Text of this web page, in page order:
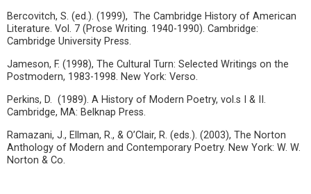
Bercovitch, S. (ed.). (1999), The Cambridge History of American
Literature. Vol. 7 (Prose Writing. 1940-1990). Cambridge:
Cambridge University Press.
Jameson, F. (1998), The Cultural Turn: Selected Writings on the
Postmodern, 1983-1998. New York: Verso.
Perkins, D. (1989). A History of Modern Poetry, vol.s I & II.
Cambridge, MA: Belknap Press.
Ramazani, J., Ellman, R., & O’Clair, R. (eds.). (2003), The Norton
Anthology of Modern and Contemporary Poetry. New York: W. W.
Norton & Co.